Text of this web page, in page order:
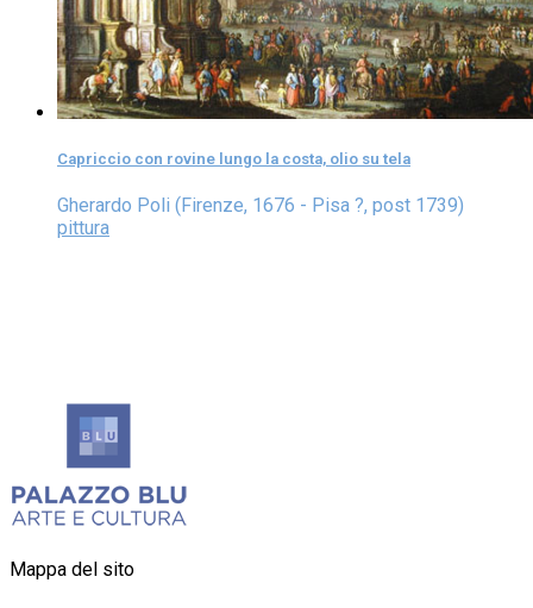
Capriccio con rovine lungo la costa, olio su tela
Gherardo Poli (Firenze, 1676 - Pisa ?, post 1739)
pittura
Mappa del sito